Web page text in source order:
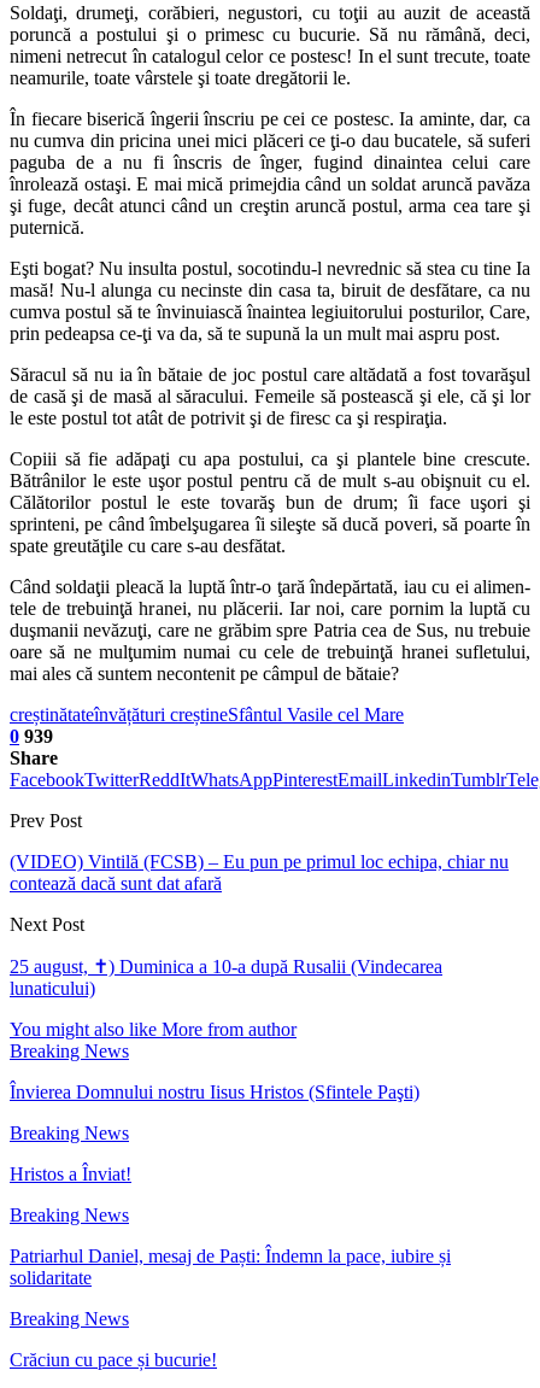
Soldaţi, drumeţi, corăbieri, negustori, cu toţii au auzit de această
poruncă a postului şi o primesc cu bucurie. Să nu rămână, deci,
nimeni ne­trecut în catalogul celor ce postesc! In el sunt trecute, toate
neamurile, toate vârstele şi toate dregătorii le.
În fiecare biserică îngerii înscriu pe cei ce postesc. Ia aminte, dar, ca
nu cumva din pricina unei mici plă­ceri ce ţi-o dau bucatele, să suferi
paguba de a nu fi înscris de înger, fugind dinaintea celui care
înrolează ostaşi. E mai mică primejdia când un soldat aruncă pavăza
şi fuge, decât atunci când un creştin aruncă postul, arma cea tare şi
puternică.
Eşti bogat? Nu insulta postul, socotindu-l nevred­nic să stea cu tine Ia
masă! Nu-l alunga cu necinste din casa ta, biruit de desfătare, ca nu
cumva postul să te învinuiască înaintea legiuitorului posturilor, Care,
prin pedeapsa ce-ţi va da, să te supună la un mult mai aspru post.
Săracul să nu ia în bătaie de joc postul care altădată a fost tovarăşul
de casă şi de masă al săracului. Femeile să postească şi ele, că şi lor
le este postul tot atât de potrivit şi de firesc ca şi respiraţia.
Copiii să fie adăpaţi cu apa postului, ca şi plantele bine crescute.
Bătrânilor le este uşor postul pentru că de mult s-au obişnuit cu el.
Călătorilor postul le este tovarăş bun de drum; îi face uşori şi
sprinteni, pe când îmbelşugarea îi sileşte să ducă poveri, să poarte în
spate greutăţile cu care s-au desfătat.
Când soldaţii pleacă la luptă într-o ţară îndepărtată, iau cu ei alimen­
tele de trebuinţă hranei, nu plăcerii. Iar noi, care por­nim la luptă cu
duşmanii nevăzuţi, care ne grăbim spre Patria cea de Sus, nu trebuie
oare să ne mulţu­mim numai cu cele de trebuinţă hranei sufletului,
mai ales că suntem necontenit pe câmpul de bătaie?
creștinătateînvățături creștineSfântul Vasile cel Mare
0 939
Share
FacebookTwitterReddItWhatsAppPinterestEmailLinkedinTumblr
Prev Post
(VIDEO) Vintilă (FCSB) – Eu pun pe primul loc echipa, chiar nu
contează dacă sunt dat afară
Next Post
25 august, ✝) Duminica a 10-a după Rusalii (Vindecarea
lunaticului)
You might also like More from author
Breaking News
Învierea Domnului nostru Iisus Hristos (Sfintele Paşti)
Breaking News
Hristos a Înviat!
Breaking News
Patriarhul Daniel, mesaj de Paști: Îndemn la pace, iubire și
solidaritate
Breaking News
Crăciun cu pace și bucurie!